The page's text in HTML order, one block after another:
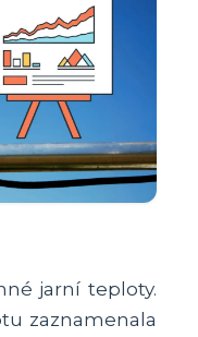
jarní teploty.
zaznamenala